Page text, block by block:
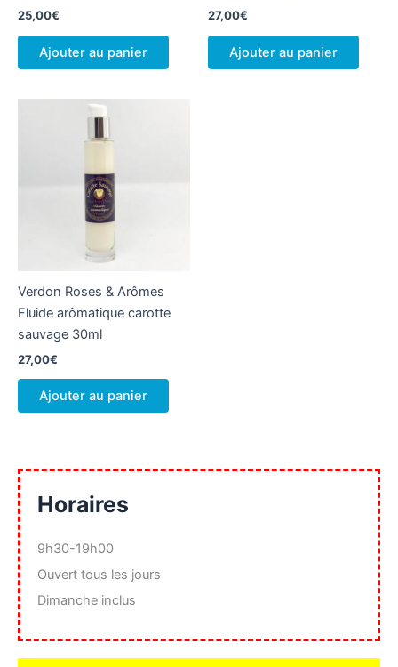
25,00€
Ajouter au panier
27,00€
Ajouter au panier
Verdon Roses & Arômes
Fluide arômatique carotte
sauvage 30ml
27,00€
Ajouter au panier
Horaires
9h30-19h00
Ouvert tous les jours
Dimanche inclus